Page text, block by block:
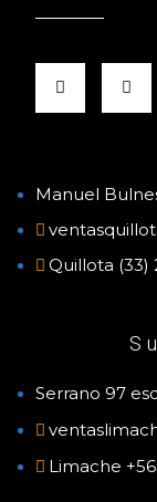
Manuel
Quillota (33)
Serrano 97
Limache